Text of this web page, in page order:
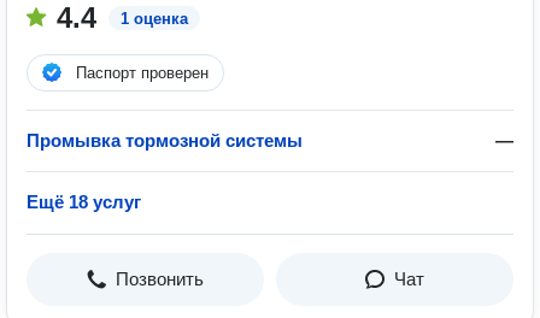
4.4 1 оценка
Паспорт проверен
Промывка тормозной системы —
Ещё 18 услуг
Позвонить Чат